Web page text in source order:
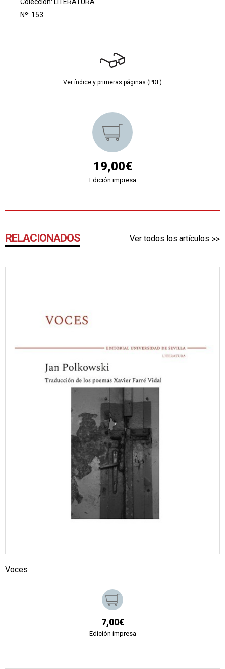
Nº: 153
Ver índice y primeras páginas (PDF)
19,00€
Edición impresa
RELACIONADOS Ver todos los artículos
Voces
7,00€
Edición impresa